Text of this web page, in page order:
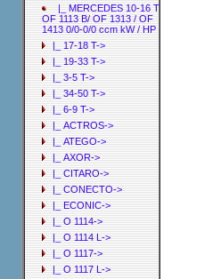
|_ MERCEDES 10-16 T
OF 1113 B/ OF 1313 / OF
1413 0/0-0/0 ccm kW / HP
|_ 17-18 T->
|_ 19-33 T->
|_ 3-5 T->
|_ 34-50 T->
|_ 6-9 T->
|_ ACTROS->
|_ ATEGO->
|_ AXOR->
|_ CITARO->
|_ CONECTO->
|_ ECONIC->
|_ O 1114->
|_ O 1114 L->
|_ O 1117->
|_ O 1117 L->